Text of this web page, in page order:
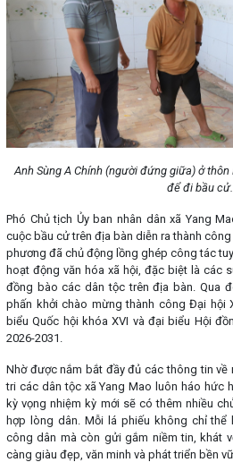
Anh Sùng A Chính (người đứng giữa) ở
để đi bầu cử.
Phó Chủ tịch Ủy ban nhân dân xã Yang
cuộc bầu cử trên địa bàn diễn ra thành
phương đã chủ động lồng ghép công tác
hoạt động văn hóa xã hội, đặc biệt là các
đồng bào các dân tộc trên địa bàn. Qua
phấn khởi chào mừng thành công Đại hội
biểu Quốc hội khóa XVI và đại biểu Hội
2026-2031.
Nhờ được nắm bắt đầy đủ các thông tin về
tri các dân tộc xã Yang Mao luôn háo hức
kỳ vọng nhiệm kỳ mới sẽ có thêm nhiều
hợp lòng dân. Mỗi lá phiếu không chỉ thể
công dân mà còn gửi gắm niềm tin, khát
càng giàu đẹp, văn minh và phát triển bền